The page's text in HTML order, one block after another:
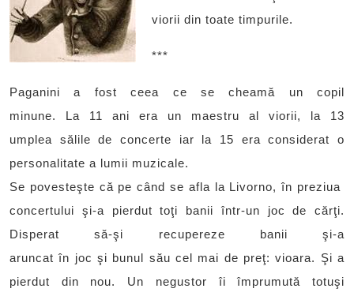
viorii din toate timpurile.
***
Paganini a fost ceea ce se cheamă un copil
minune. La 11 ani era un maestru al viorii, la 13
umplea sălile de concerte iar la 15 era considerat o
personalitate a lumii muzicale.
Se povesteşte că pe când se afla la Livorno, în preziua
concertului şi-a pierdut toţi banii într-un joc de cărţi.
Disperat să-şi recupereze banii şi-a
aruncat în joc şi bunul său cel mai de preţ: vioara. Şi a
pierdut din nou. Un negustor îi împrumută totuşi